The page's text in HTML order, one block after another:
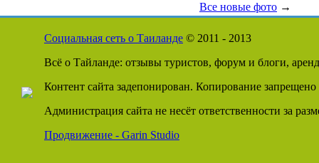
Все новые фото →
Социальная сеть о Таиланде © 2011 - 2013
Всё о Тайланде: отзывы туристов, форум и блоги,
Контент сайта задепонирован. Копирование запрещено
Администрация сайта не несёт ответственности за
Продвижение - Garin Studio